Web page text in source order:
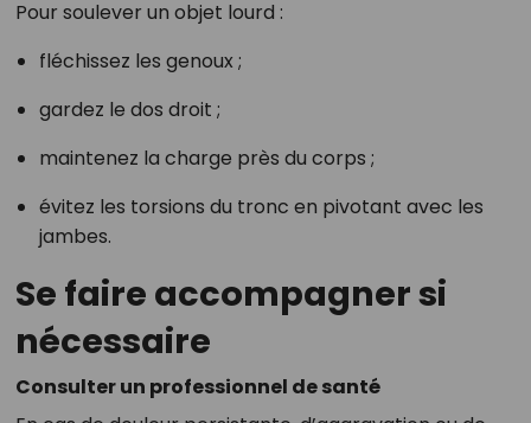
Pour soulever un objet lourd :
fléchissez les genoux ;
gardez le dos droit ;
maintenez la charge près du corps ;
évitez les torsions du tronc en pivotant avec les
jambes.
Se faire accompagner si
nécessaire
Consulter un professionnel de santé